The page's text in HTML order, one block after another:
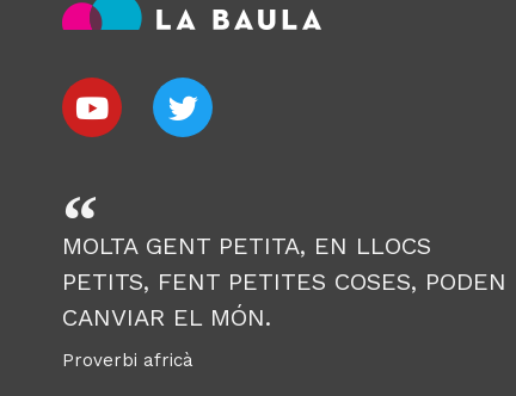
MOLTA GENT PETITA, EN LLOCS
PETITS, FENT PETITES COSES, PODEN
CANVIAR EL MÓN.
Proverbi africà